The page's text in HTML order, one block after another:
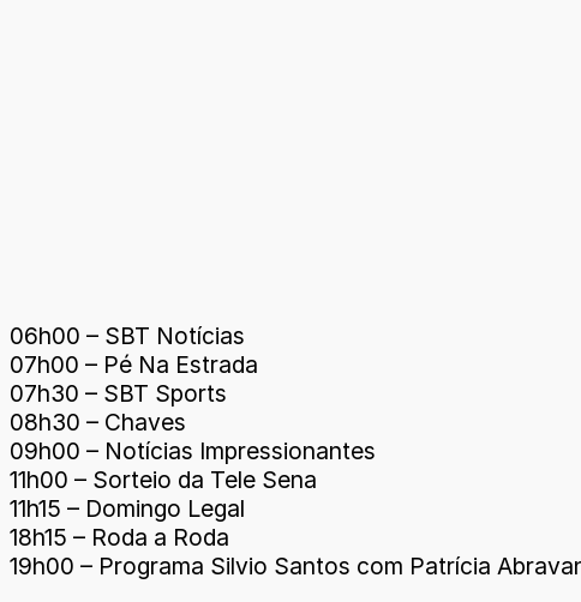
06h00 – SBT Notícias
07h00 – Pé Na Estrada
07h30 – SBT Sports
08h30 – Chaves
09h00 – Notícias Impressionantes
11h00 – Sorteio da Tele Sena
11h15 – Domingo Legal
18h15 – Roda a Roda
19h00 – Programa Silvio Santos com Patrícia